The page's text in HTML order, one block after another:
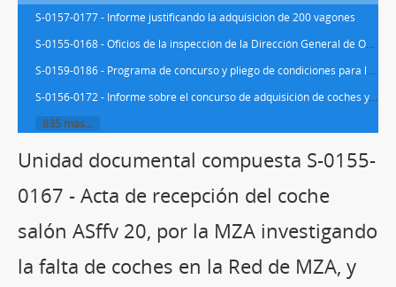
S-0157-0177 - Informe justificando la adquisición de 200 vagones
S-0155-0168 - Oficios de la inspección de la Dirección General de Obras Públicas a la MZA investigando la falta de coches en la red
S-0159-0186 - Programa de concurso y pliego de condiciones para la adquisicion de 41 furgones para trenes de viajeros
S-0156-0172 - Informe sobre el concurso de adquisición de coches y furgones de 1ª, 2ª y 3ª clase con pasillo y plataforma
835 más...
Unidad documental compuesta S-0155-
0167 - Acta de recepción del coche
salón ASffv 20, por la MZA investigando
la falta de coches en la Red de MZA, y